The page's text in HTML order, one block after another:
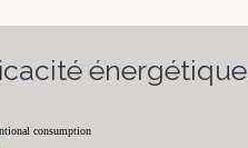
énergétique